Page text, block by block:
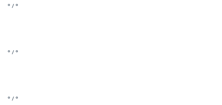
° / °
° / °
° / °